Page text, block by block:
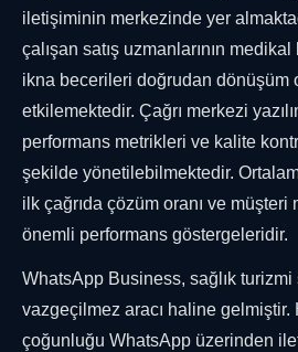
iletişiminin merkezinde yer
çalışan satış uzmanlarının
ikna becerileri doğrudan dönüşüm
etkilemektedir. Çağrı merkezi
performans metrikleri ve kalite
şekilde yönetilebilmektedir.
ilk çağrıda çözüm oranı ve
önemli performans göstergeleridir.
WhatsApp Business, sağlık turizmi
vazgeçilmez aracı haline gelmiştir.
çoğunluğu WhatsApp üzerinden